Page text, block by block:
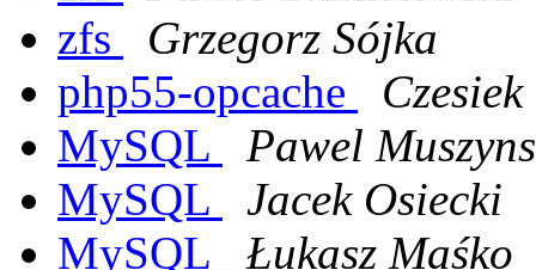
zfs
Grzegorz Sójka
php55-opcache
Czesiek
MySQL
Pawel
MySQL
Jacek Osiecki
MySQL
Łukasz Maśko